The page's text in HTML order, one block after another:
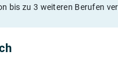
bis zu 3 weiteren Berufen